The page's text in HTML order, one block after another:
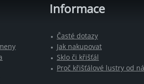
Informace
Časté dotazy
Jak nakupovat
Sklo či křišťál
Proč křišťálové lustry od